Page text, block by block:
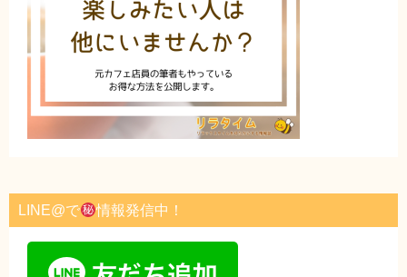
LINE@で 情報発信中！